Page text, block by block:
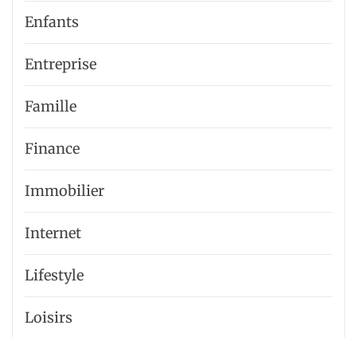
Enfants
Entreprise
Famille
Finance
Immobilier
Internet
Lifestyle
Loisirs